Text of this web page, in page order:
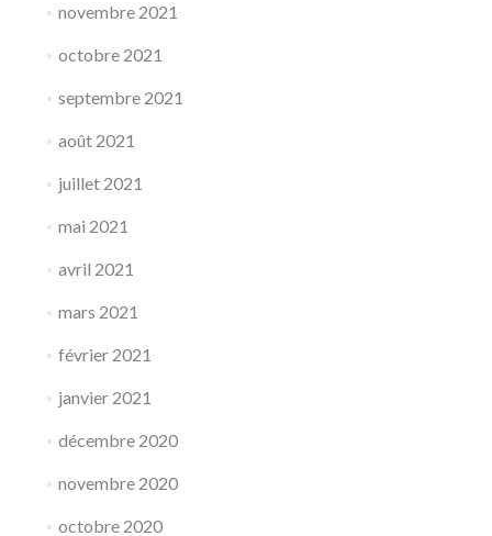
novembre 2021
octobre 2021
septembre 2021
août 2021
juillet 2021
mai 2021
avril 2021
mars 2021
février 2021
janvier 2021
décembre 2020
novembre 2020
octobre 2020